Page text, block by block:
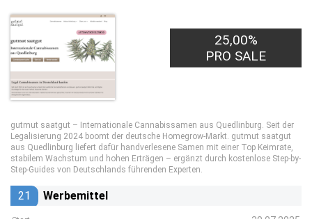
25,00%
PRO SALE
gutmut saatgut – Internationale Cannabissamen aus Quedlinburg. Seit der
Legalisierung 2024 boomt der deutsche Homegrow-Markt. gutmut saatgut
aus Quedlinburg liefert dafür handverlesene Samen mit einer Top Keimrate,
stabilem Wachstum und hohen Erträgen – ergänzt durch kostenlose Step-by-
Step-Guides von Deutschlands führenden Experten.
21 Werbemittel